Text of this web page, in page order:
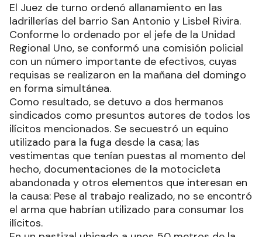
El Juez de turno ordenó allanamiento en las
ladrillerías del barrio San Antonio y Lisbel Rivira.
Conforme lo ordenado por el jefe de la Unidad
Regional Uno, se conformó una comisión policial
con un número importante de efectivos, cuyas
requisas se realizaron en la mañana del domingo
en forma simultánea.
Como resultado, se detuvo a dos hermanos
sindicados como presuntos autores de todos los
ilícitos mencionados. Se secuestró un equino
utilizado para la fuga desde la casa; las
vestimentas que tenían puestas al momento del
hecho, documentaciones de la motocicleta
abandonada y otros elementos que interesan en
la causa: Pese al trabajo realizado, no se encontró
el arma que habrían utilizado para consumar los
ilícitos.